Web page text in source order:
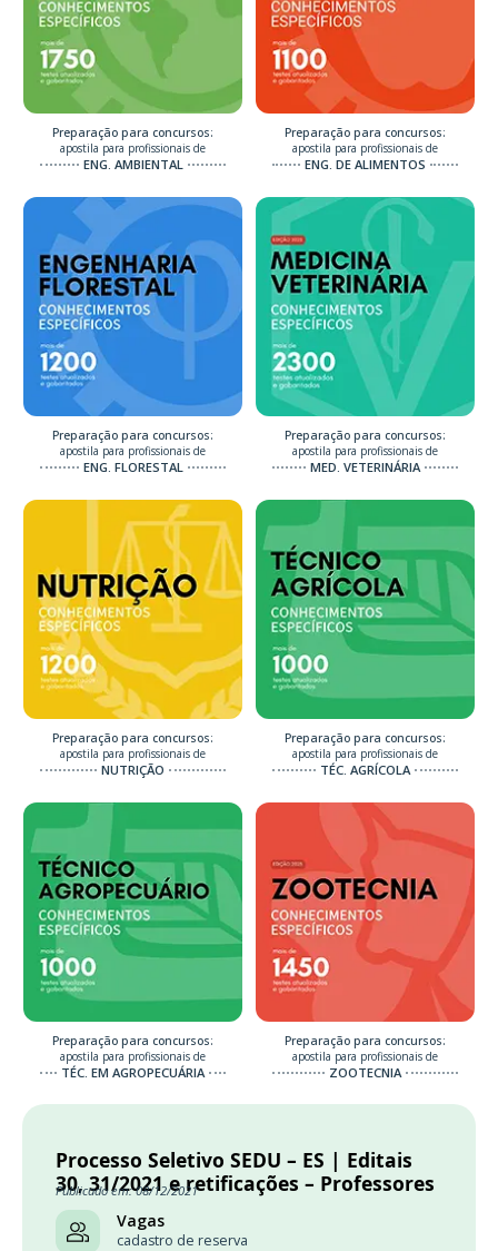
Preparação para concursos:
apostila para profissionais de
ENG. AMBIENTAL
Preparação para concursos:
apostila para profissionais de
ENG. DE ALIMENTOS
Preparação para concursos:
apostila para profissionais de
ENG. FLORESTAL
Preparação para concursos:
apostila para profissionais de
MED. VETERINÁRIA
Preparação para concursos:
apostila para profissionais de
NUTRIÇÃO
Preparação para concursos:
apostila para profissionais de
TÉC. AGRÍCOLA
Preparação para concursos:
apostila para profissionais de
TÉC. EM AGROPECUÁRIA
Preparação para concursos:
apostila para profissionais de
ZOOTECNIA
Processo Seletivo SEDU – ES | Editais
30, 31/2021 e retificações – Professores
Publicado em: 08/12/2021
Vagas
cadastro de reserva